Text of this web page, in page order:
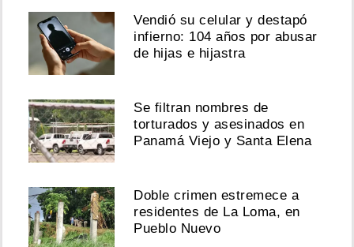
Vendió su celular y destapó
infierno: 104 años por abusar
de hijas e hijastra
Se filtran nombres de
torturados y asesinados en
Panamá Viejo y Santa Elena
Doble crimen estremece a
residentes de La Loma, en
Pueblo Nuevo